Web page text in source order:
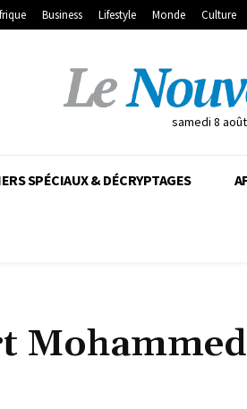
Business Lifestyle Monde Culture
samedi 8
SPÉCIAUX & DÉCRYPTAGES